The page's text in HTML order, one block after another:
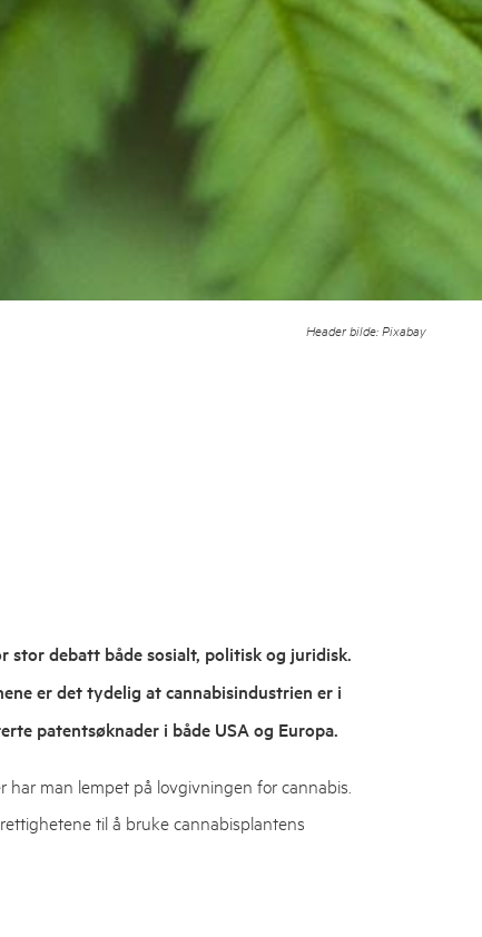
Header bilde: Pixabay
stor debatt både sosialt, politisk og juridisk.
er det tydelig at cannabisindustrien er i
patentsøknader i både USA og Europa.
man lempet på lovgivningen for cannabis.
til å bruke cannabisplantens